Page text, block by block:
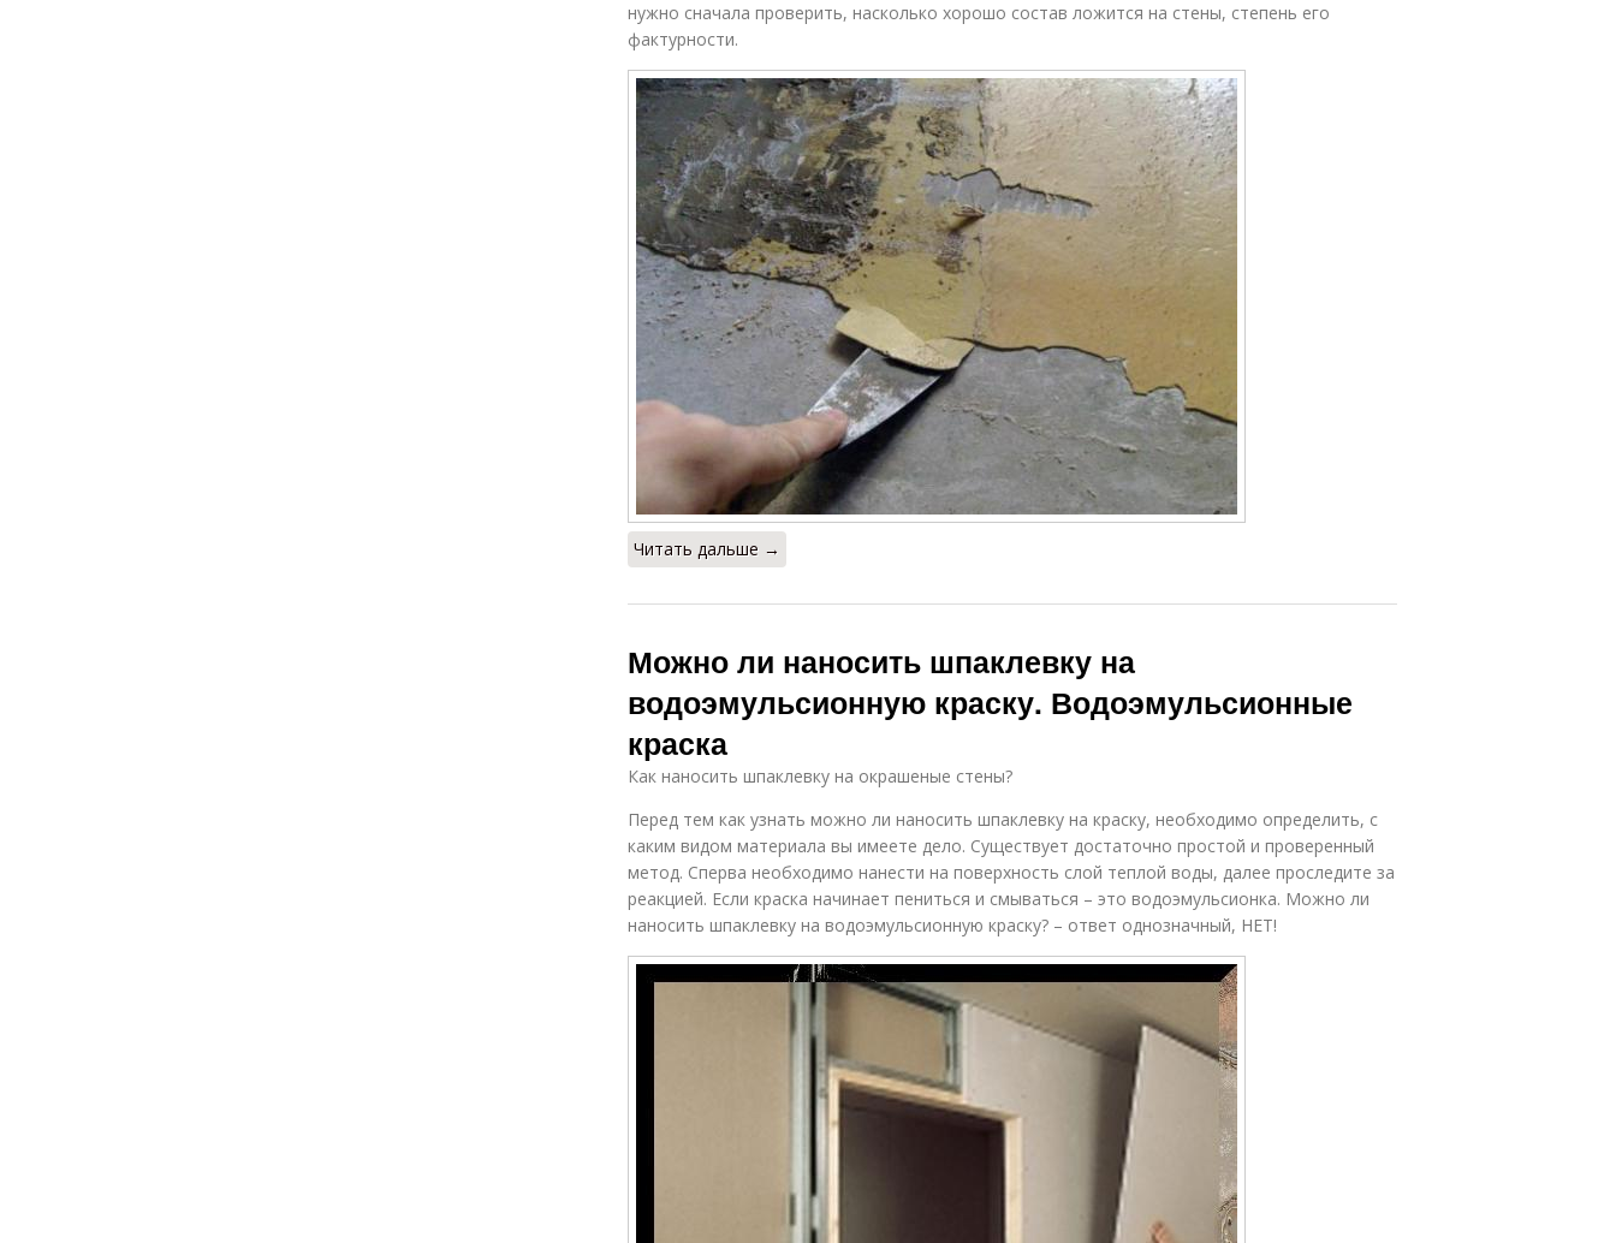
нужно сначала проверить, насколько хорошо состав ложится на стены, степень его
фактурности.
Читать дальше →
Можно ли наносить шпаклевку на
водоэмульсионную краску. Водоэмульсионные
краска
Как наносить шпаклевку на окрашеные стены?
Перед тем как узнать можно ли наносить шпаклевку на краску, необходимо определить, с
каким видом материала вы имеете дело. Существует достаточно простой и проверенный
метод. Сперва необходимо нанести на поверхность слой теплой воды, далее проследите за
реакцией. Если краска начинает пениться и смываться – это водоэмульсионка. Можно ли
наносить шпаклевку на водоэмульсионную краску? – ответ однозначный, НЕТ!